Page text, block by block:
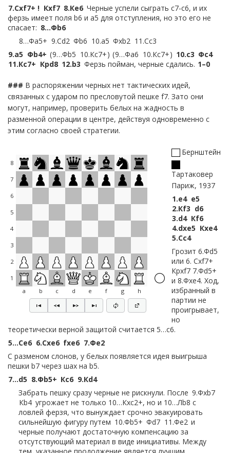
7.Сxf7+ ! Кxf7 8.Кe6 Черные успели сыграть c7-c6, и их
ферзь имеет поля b6 и a5 для отступления, но это его не
спасает: 8…Фb6
8…Фa5+ 9.Сd2 Фb6 10.a5 Фxb2 11.Сc3
9.a5 Фb4+ 9…Фb5 10.Кc7+ 9…Фa6 10.Кc7+ 10.c3 Фc4
11.Кc7+ Крd8 12.b3 Ферзь пойман, черные сдались. 1–0
### В распоряжении черных нет тактических идей,
связанных с ударом по пресловутой пешке f7. Зато они
могут, например, проверить белых на жадность в
разменной операции в центре, действуя одновременно с
этим согласно своей стратегии.
8
7
6
5
4
3
2
1
a
b c d e f g h
Бернштейн
Тартаковер
Париж, 1937
1.e4 e5
2.Кf3 d6
3.d4 Кf6
4.dxe5 Кxe4
5.Сc4
Грозит 6.Фd5
или 6. Сxf7+
Крxf7 7.Фd5+
и 8.Фxe4. Ход,
избранный в
партии не
проигрывает,
но
теоретически верной защитой считается 5…c6.
5…Сe6 6.Сxe6 fxe6 7.Фe2
С разменом слонов, у белых появляется идея выигрыша
пешки b7 через шах на b5.
7…d5 8.Фb5+ Кc6 9.Кd4
Забрать пешку сразу черные не рискнули. После 9.Фxb7
Кb4 угрожает не только 10…Кxc2+, но и 10…Лb8 c
ловлей ферзя, что вынуждает срочно эвакуировать
сильнейшую фигуру путем 10.Фb5+ Фd7 11.Фe2 и
черные получают достаточную компенсацию за
отсутствующий материал в виде инициативы. Между